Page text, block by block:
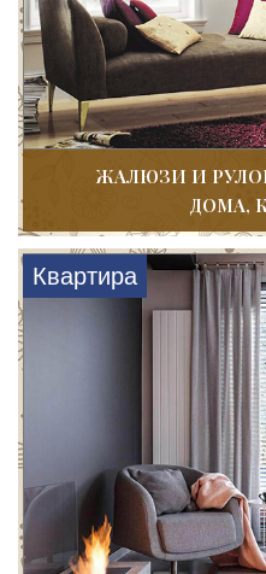
ЖАЛЮЗИ И
ДОМА,
Квартира